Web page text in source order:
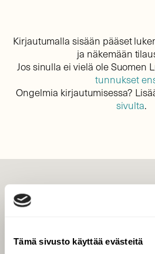
Tämä sivusto käyttää evästeitä
Kirjautumalla sisään pääset
ja näkemään
Jos sinulla ei vielä ole Suomen
tunnukset
Ongelmia kirjautumisessa?
sivulta.
Tilaa